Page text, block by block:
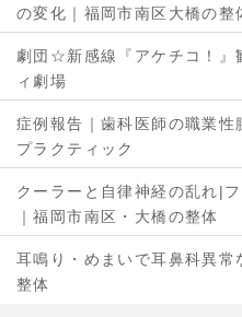
ェ
ア
の変化｜福岡市南区大橋の整
劇団☆新感線『アケチコ！』
ィ劇場
症例報告｜歯科医師の職業
プラクティック
クーラーと自律神経の乱れ|
｜福岡市南区・大橋の整体
耳鳴り・めまいで耳鼻科異
整体